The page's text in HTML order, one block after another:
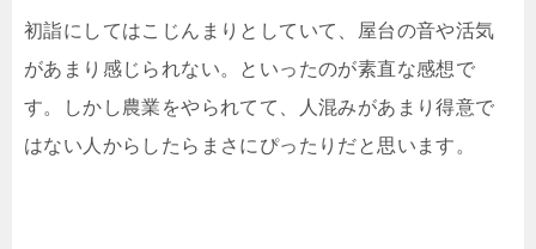
初詣にしてはこじんまりとしていて、屋台の音や活気
があまり感じられない。といったのが素直な感想で
す。しかし農業をやられてて、人混みがあまり得意で
はない人からしたらまさにぴったりだと思います。